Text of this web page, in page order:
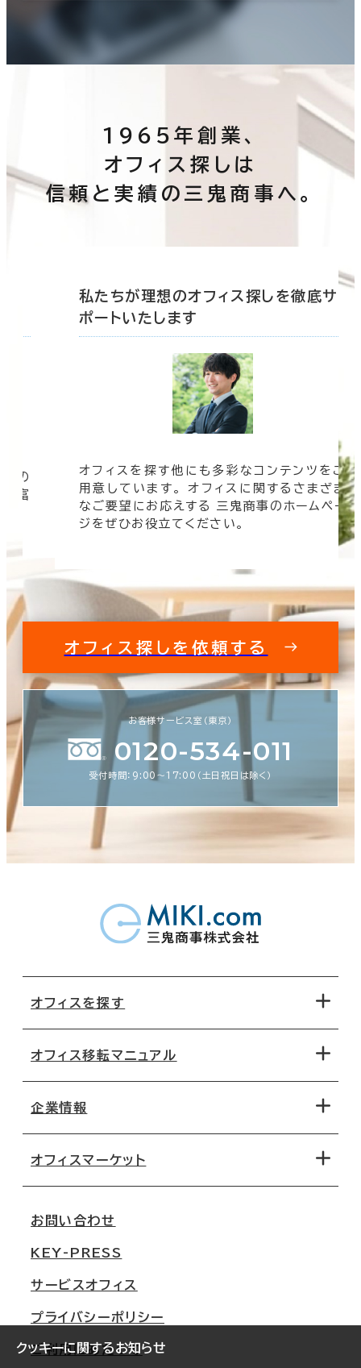
クッキーに関するお知らせ
1965年創業、
オフィス探しは
信頼と実績の三鬼商事へ。
の
豊富
私たちが理想のオフィス探しを徹底サ
ポートいたします
オフィスを探す他にも多彩なコンテンツをご
用意しています。 オフィスに関するさまざま
なご要望にお応えする 三鬼商事のホームペー
ジをぜひお役立てください。
オフィス探しを依頼する
お客様サービス室（東京）
0120-534-011
受付時間：9:00〜17:00（土日祝日は除く）
オフィスを探す
地図から探す
路線・駅から探す
オフィス移転マニュアル
移転コストシミュレーション
移転スケジュール
オフィス移転Q&A
企業情報
オフィスマーケット
大阪
名古屋
札幌
仙台
お問い合わせ
KEY-PRESS
サービスオフィス
プライバシーポリシー
ご利用にあたって